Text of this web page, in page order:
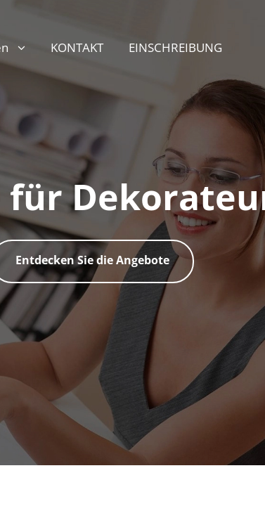
KONTAKT EINSCHREIBUNG
Entdecken Sie die Angebote